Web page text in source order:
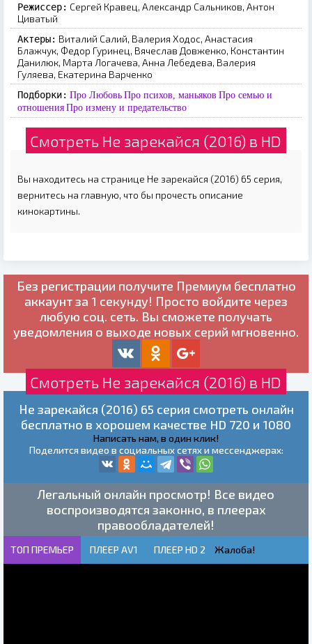
Режиссер: Сергей Кравец, Александр Сальников, Антон
Циватый
Актеры: Виталий Салий, Валерия Ходос, Анастасия
Блажчук, Федор Гуринец, Вячеслав Довженко, Константин
Данилюк, Марта Логачева, Анна Лебедева, Валерия
Гуляева, Екатерина Варченко
Подборки: Про Любовь Про психов, маньяков Про семью и
отношения Про измену и предательство
Смотреть Не зарекайся (2016) в HD
Вы находитесь на странице Не зарекайся (2016) 65 серия,
вернитесь на главную, что бы прочесть описание
кинокартины.
Без регистрации получите Премиум бесплатно
аккаунт за 1 секунду! Просто войдите через
любую соц. сеть. Вы сможете получать
уведомления о выходе новых серий мгновенно.
Смотреть Не зарекайся (2016) в HD
Не зарекайся (2016) 65 серия смотреть онлайн
бесплатно в хорошем качестве HD 720 и 1080
Написать нам, в один клик!
Поделится видео в социальных сетях и мессенджерах:
Легальный онлайн просмотр! Все видео
воспроизводятся законно, в плеерах
правообладателей!
ТОП ПРЕМЬЕР ПЛЕЕР AV1 ПЛЕЕР HD 2 Жалоба!